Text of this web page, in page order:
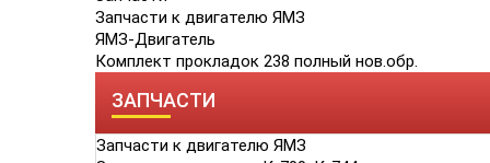
Запчасти к двигателю ЯМЗ
ЯМЗ-Двигатель
Комплект прокладок 238 полный нов.обр.
ЗАПЧАСТИ
Запчасти к двигателю ЯМЗ